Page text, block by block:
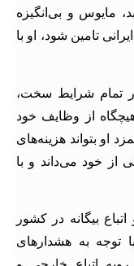
مایوس و بی‌انگیزه
تامین شود، او با
تمام شرایط سخت،
از وظایف خود
او بتواند هزینه‌های
از خود می‌داند و با
بیگانه در کشور
توجه به هشدارهای